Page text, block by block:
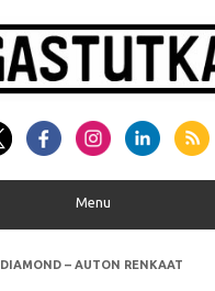
Menu
DIAMOND – AUTON RENKAAT